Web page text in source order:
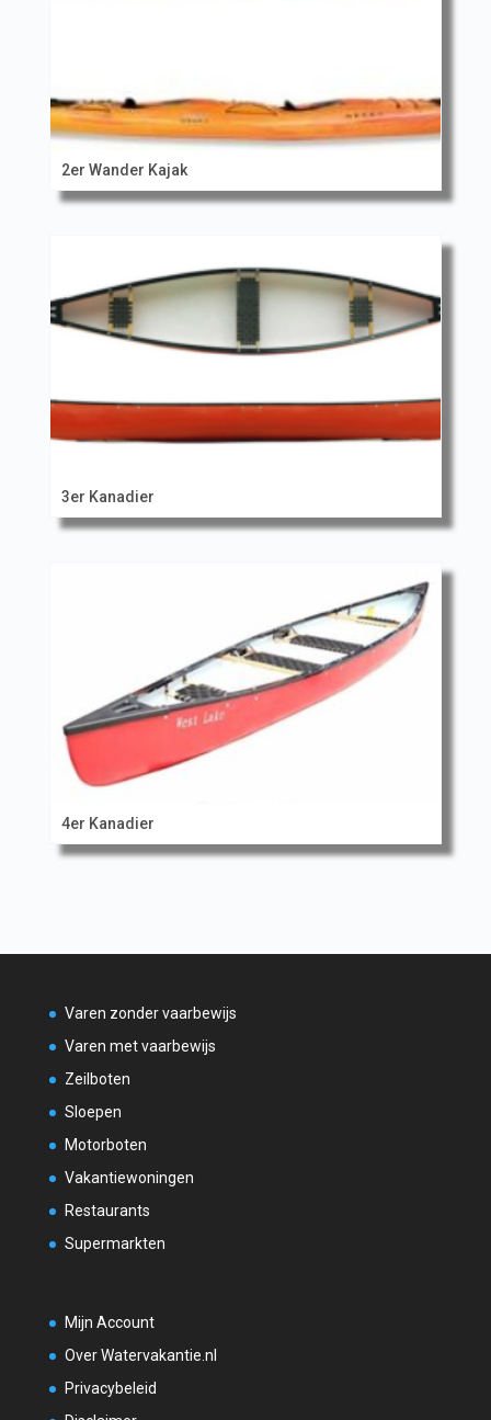
2er Wander Kajak
3er Kanadier
4er Kanadier
Varen zonder vaarbewijs
Varen met vaarbewijs
Zeilboten
Sloepen
Motorboten
Vakantiewoningen
Restaurants
Supermarkten
Mijn Account
Over Watervakantie.nl
Privacybeleid